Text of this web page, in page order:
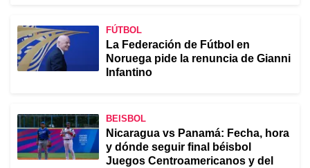
FÚTBOL
La Federación de Fútbol en
Noruega pide la renuncia de Gianni
Infantino
BEISBOL
Nicaragua vs Panamá: Fecha, hora
y dónde seguir final béisbol
Juegos Centroamericanos y del